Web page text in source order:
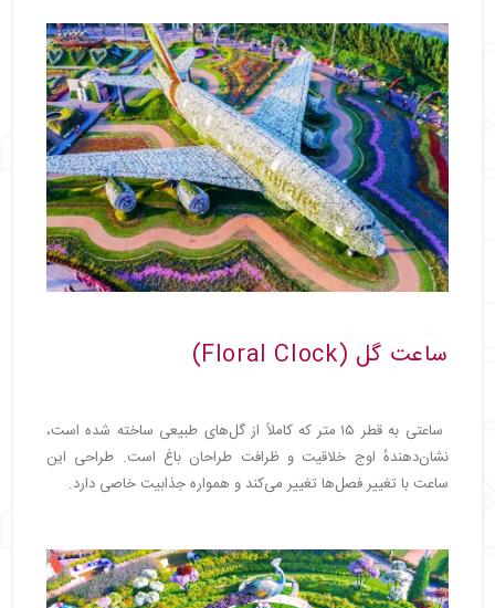
ساعت گل (Floral Clock)
ساعتی به قطر ۱۵ متر که کاملاً از گل‌های طبیعی ساخته شده است،
نشان‌دهندهٔ اوج خلاقیت و ظرافت طراحان باغ است. طراحی این
ساعت با تغییر فصل‌ها تغییر می‌کند و همواره جذابیت خاصی دارد.